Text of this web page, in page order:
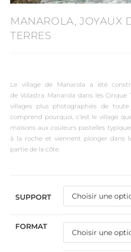
MANAROLA, JOYAUX
TERRES
Le village de Manarola a été
de Volastra. Manarola dans les Cinque
villages plus photographiés de
comprend pourquoi, c’est le village
maisons aux couleurs pastelles
à la roche et viennent plonger dans
partie de la côte.
SUPPORT
FORMAT